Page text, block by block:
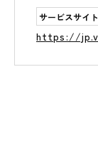
サービスサイト
https://